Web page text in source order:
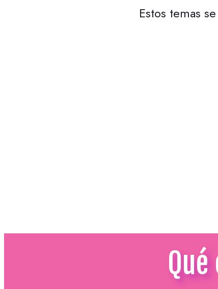
Estos temas